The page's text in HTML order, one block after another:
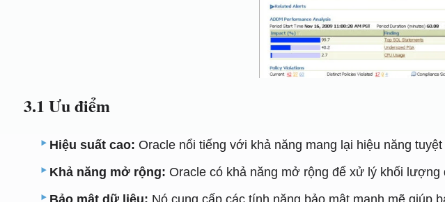
3.1 Ưu điểm
Hiệu suất cao: Oracle nổi tiếng với khả năng mang lại hiệu năng
Khả năng mở rộng: Oracle có khả năng mở rộng để xử lý khối
Bảo mật dữ liệu: Nó cung cấp các tính năng bảo mật mạnh mẽ giúp